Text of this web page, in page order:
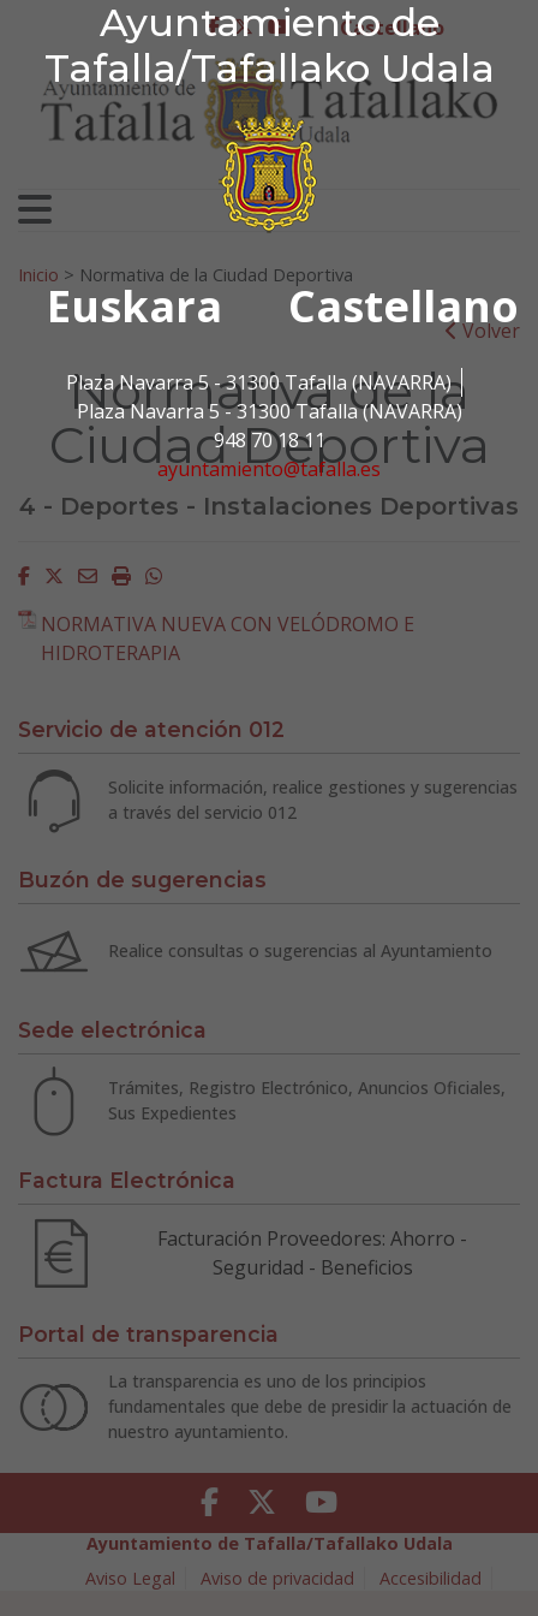
Ayuntamiento de
Tafalla/Tafallako Udala
Euskara Castellano
Plaza Navarra 5 - 31300 Tafalla (NAVARRA)
Plaza Navarra 5 - 31300 Tafalla (NAVARRA)
948 70 18 11
ayuntamiento@tafalla.es
Ir al contenido
Ayuntamiento de
facebook
twitter
youtubeCastellano
Search for:
Inicio > Normativa de la Ciudad Deportiva
Volver
Normativa de la
Ciudad Deportiva
4 - Deportes - Instalaciones Deportivas
Facebook
Twitter
EmailImprimirWhatsapp
NORMATIVA NUEVA CON VELÓDROMO E
HIDROTERAPIA
Servicio de atención 012
Solicite información, realice gestiones y sugerencias
a través del servicio 012
Buzón de sugerencias
Realice consultas o sugerencias al Ayuntamiento
Sede electrónica
Trámites, Registro Electrónico, Anuncios Oficiales,
Sus Expedientes
Factura Electrónica
Facturación Proveedores: Ahorro -
Seguridad - Beneficios
Portal de transparencia
La transparencia es uno de los principios
fundamentales que debe de presidir la actuación de
nuestro ayuntamiento.
Facebook Twitter Youtube
Ayuntamiento de Tafalla/Tafallako Udala
Aviso Legal
Aviso de privacidad
Accesibilidad